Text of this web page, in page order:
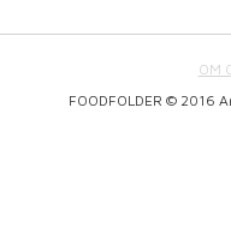
OM
FOODFOLDER © 2016